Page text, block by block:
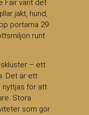
Fair varit det
jakt, hund,
portarna 29
runt
– ett
Det är ett
nyttjas för att
Stora
som gör